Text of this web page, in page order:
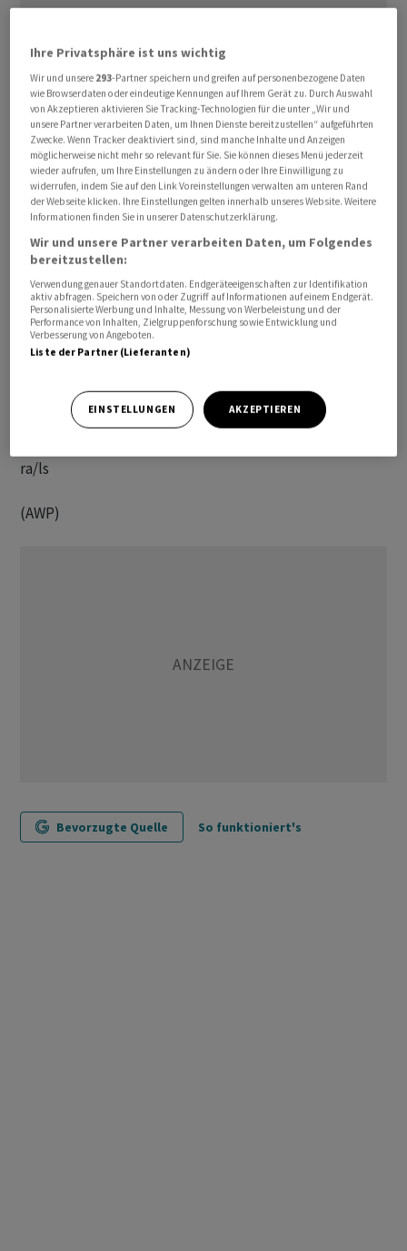
Die Konzession umfasst 45 Geschäfte in den Bereichen
Duty Free, Duty Paid, Convenience und Gastronomie auf
einer Fläche von mehr als 10'000 Quadratmetern, teilte
Avolta am Mittwoch nach Börsenschluss mit. Im Rahmen
der landseitigen Neugestaltung des Flughafens würden
drei neue Detailhändler eröffnet.
Zusätzlich werde Avolta ihre Präsenz im
Dienstleistungs- und Geschäftszentrum Circle
ausbauen, teilte der Flughafen mit. Im Rahmen von
entwickelt und getestet. Der Flughafen werde also als
«Innovationshub» innerhalb von Avolta positioniert.
ra/ls
(AWP)
Bevorzugte Quelle So funktioniert's
Ihre Privatsphäre ist uns wichtig
Wir und unsere 293-Partner speichern und greifen auf personenbezogene Daten
wie Browserdaten oder eindeutige Kennungen auf Ihrem Gerät zu. Durch Auswahl
von Akzeptieren aktivieren Sie Tracking-Technologien für die unter „Wir und
unsere Partner verarbeiten Daten, um Ihnen Dienste bereitzustellen“ aufgeführten
Zwecke. Wenn Tracker deaktiviert sind, sind manche Inhalte und Anzeigen
möglicherweise nicht mehr so relevant für Sie. Sie können dieses Menü jederzeit
wieder aufrufen, um Ihre Einstellungen zu ändern oder Ihre Einwilligung zu
widerrufen, indem Sie auf den Link Voreinstellungen verwalten am unteren Rand
der Webseite klicken. Ihre Einstellungen gelten innerhalb unseres Website. Weitere
Informationen finden Sie in unserer Datenschutzerklärung.
Wir und unsere Partner verarbeiten Daten, um Folgendes
bereitzustellen:
Verwendung genauer Standortdaten. Endgeräteeigenschaften zur Identifikation
aktiv abfragen. Speichern von oder Zugriff auf Informationen auf einem Endgerät.
Personalisierte Werbung und Inhalte, Messung von Werbeleistung und der
Performance von Inhalten, Zielgruppenforschung sowie Entwicklung und
Verbesserung von Angeboten.
Liste der Partner (Lieferanten)
EINSTELLUNGEN AKZEPTIEREN